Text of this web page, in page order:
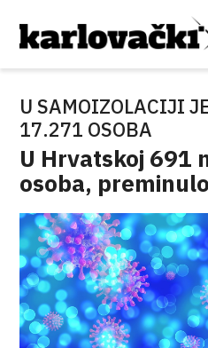
U SAMOIZOLACIJI
17.271 OSOBA
U Hrvatskoj 691
osoba,